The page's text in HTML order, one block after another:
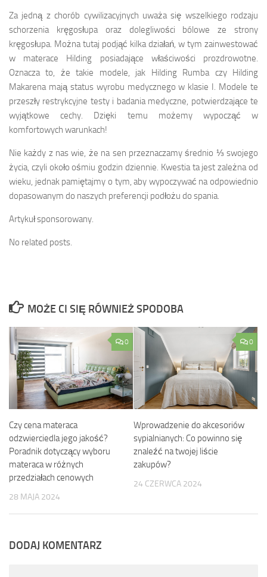
Za jedną z chorób cywilizacyjnych uważa się wszelkiego rodzaju
schorzenia kręgosłupa oraz dolegliwości bólowe ze strony
kręgosłupa. Można tutaj podjąć kilka działań, w tym zainwestować
w materace Hilding posiadające właściwości prozdrowotne.
Oznacza to, że takie modele, jak Hilding Rumba czy Hilding
Makarena mają status wyrobu medycznego w klasie I. Modele te
przeszły restrykcyjne testy i badania medyczne, potwierdzające te
wyjątkowe cechy. Dzięki temu możemy wypocząć w
komfortowych warunkach!
Nie każdy z nas wie, że na sen przeznaczamy średnio ⅓ swojego
życia, czyli około ośmiu godzin dziennie. Kwestia ta jest zależna od
wieku, jednak pamiętajmy o tym, aby wypoczywać na odpowiednio
dopasowanym do naszych preferencji podłożu do spania.
Artykuł sponsorowany.
No related posts.
MOŻE CI SIĘ RÓWNIEŻ SPODOBA
0
Czy cena materaca
odzwierciedla jego jakość?
Poradnik dotyczący wyboru
materaca w różnych
przedziałach cenowych
28 MAJA 2024
0
Wprowadzenie do akcesoriów
sypialnianych: Co powinno się
znaleźć na twojej liście
zakupów?
24 CZERWCA 2024
DODAJ KOMENTARZ